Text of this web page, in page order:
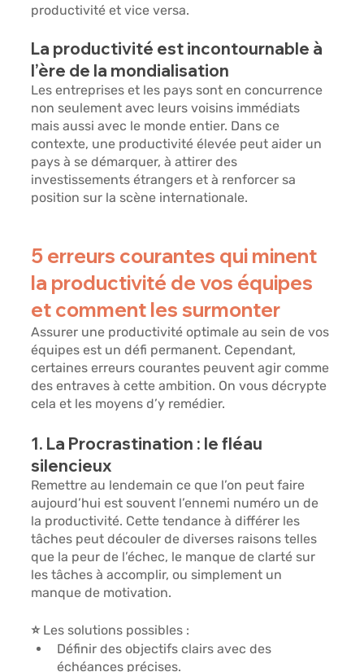
productivité et vice versa.
La productivité est incontournable à
l’ère de la mondialisation
Les entreprises et les pays sont en concurrence
non seulement avec leurs voisins immédiats
mais aussi avec le monde entier. Dans ce
contexte, une productivité élevée peut aider un
pays à se démarquer, à attirer des
investissements étrangers et à renforcer sa
position sur la scène internationale.
5 erreurs courantes qui minent
la productivité de vos équipes
et comment les surmonter
Assurer une productivité optimale au sein de vos
équipes est un défi permanent. Cependant,
certaines erreurs courantes peuvent agir comme
des entraves à cette ambition. On vous décrypte
cela et les moyens d’y remédier.
1. La Procrastination : le fléau
silencieux
Remettre au lendemain ce que l’on peut faire
aujourd’hui est souvent l’ennemi numéro un de
la productivité. Cette tendance à différer les
tâches peut découler de diverses raisons telles
que la peur de l’échec, le manque de clarté sur
les tâches à accomplir, ou simplement un
manque de motivation.
⭐ Les solutions possibles :
Définir des objectifs clairs avec des
échéances précises.